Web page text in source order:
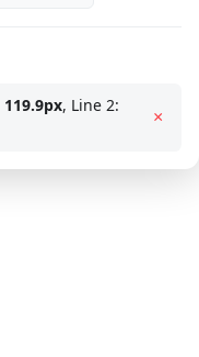
119.9px, Line 2:
×